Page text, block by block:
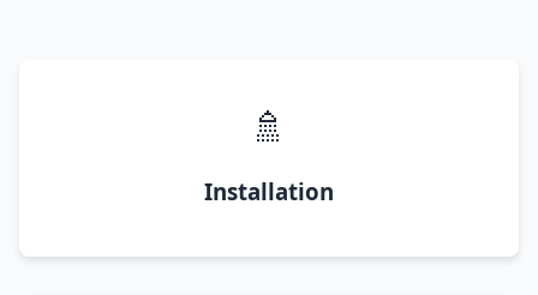
🚿
Installation